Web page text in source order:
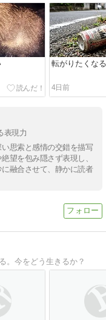
転がりたくな
4日前
表現力
思索と感情の交錯を描写
望を包み隠さず表現し、
融合させて、静かに読者
。今をどう生きるか？